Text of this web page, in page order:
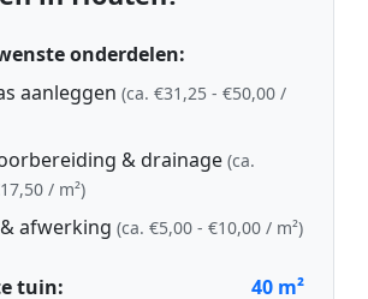
onderdelen:
aanleggen (ca. €31,25 - €50,00 /
& drainage (ca.
/ m²)
afwerking (ca. €5,00 - €10,00 / m²)
tuin: 40 m²